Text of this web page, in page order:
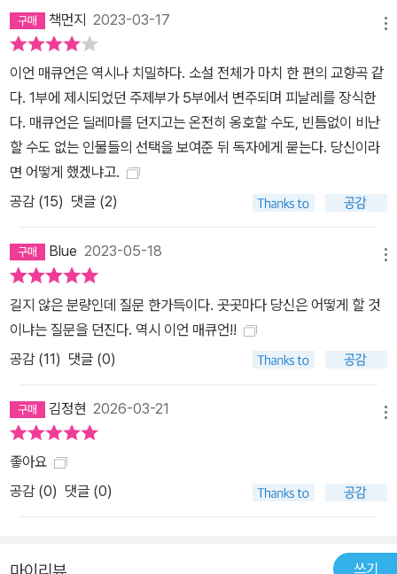
경찰들. 하나같이 이기적인 욕망에 따라 표변하는 인물들의 모습을
통해 매큐언은 이들이 속한 세대의 허위를, 한때는 더 나은 세상을 만
들기 위해 투쟁했으나 이제 체제에서 우위를 점한 속물적인 기득권층
의 자기기만을 적나라하게 드러낸다. 이처럼 겉으로는 그럴듯한 삶을
살고 있으나 실상은 얄팍하기 그지없는 인간들의 초상과 권력의 속성
을 낱낱이 해부하며 매큐언은 신랄한 위트가 가미된 매끄럽고 날렵한
플롯을 선보인다. 두 인물의 내면을 오가면서 이야기가 진행되는 사
곳곳에서 빛을 발하고, 인물들의 줄다리기는 한 편의 심리스릴러를
하고 열린 사고를 지닌 성숙한 도시’ 암스테르담에서 그들을 기다리
고 있는 최후는 과연 무엇일까. “시계공을 방불케 하는 기예로 미니멀
한 작품 속에 기적적으로 광대한 공간을 창조해낸”(<선데이 타임스
>) 『암스테르담』은 현대사회의 욕망과 윤리의식을 가차없이 해부하
며 완벽하게 짜인 걸작을 읽는 순수한 쾌감을 선사할 것이다. 집요하
게 ‘네 탓’에만 매달릴 뿐 그들은 스스로에게 묻지 않는다. 나는 누구
인가? 정치적, 사회적 변화와 개혁을 성취하고 인문학의 발달과 과학
적 진보를 이뤘다고 자부하는 그들. (…) 도덕적 딜레마에 빠진 등장
인물들을 궁지로 몰아가며 작가는 냉정하게 묻는다. 너는 어떤 사람
인가? 해설에서
책먼지 2023-03-17
이언 매큐언은 역시나 치밀하다. 소설 전체가 마치 한 편의 교향곡 같
다. 1부에 제시되었던 주제부가 5부에서 변주되며 피날레를 장식한
다. 매큐언은 딜레마를 던지고는 온전히 옹호할 수도, 빈틈없이 비난
할 수도 없는 인물들의 선택을 보여준 뒤 독자에게 묻는다. 당신이라
면 어떻게 했겠냐고.
공감 (15) 댓글 (2)
Blue 2023-05-18
길지 않은 분량인데 질문 한가득이다. 곳곳마다 당신은 어떻게 할 것
이냐는 질문을 던진다. 역시 이언 매큐언!!
공감 (11) 댓글 (0)
김정현 2026-03-21
좋아요
공감 (0) 댓글 (0)
쓰기